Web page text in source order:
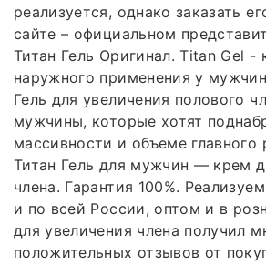
реализуется, однако заказать
сайте – официальном
Титан Гель Оригинал. Titan Gel -
наружного применения у
Гель для увеличения полового
мужчины, которые хотят
массивности и объеме главного
Титан Гель для мужчин — крем
члена. Гарантия 100%.
и по всей России, оптом и в
для увеличения члена получил
положительных отзывов от